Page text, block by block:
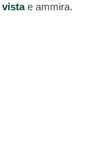
vistae ammira.